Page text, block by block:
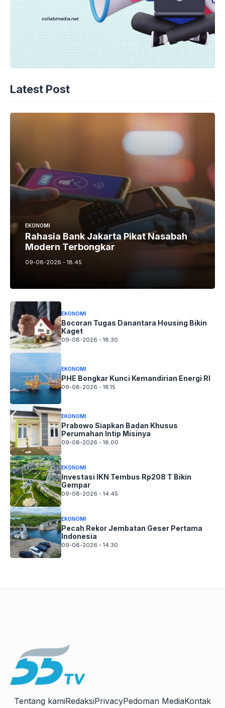
Latest Post
EKONOMI
Rahasia Bank Jakarta Pikat Nasabah
Modern Terbongkar
09-08-2026 - 18.45
EKONOMI
Bocoran Tugas Danantara Housing Bikin
Kaget
09-08-2026 - 18.30
EKONOMI
PHE Bongkar Kunci Kemandirian Energi RI
09-08-2026 - 18.15
EKONOMI
Prabowo Siapkan Badan Khusus
Perumahan Intip Misinya
09-08-2026 - 18.00
EKONOMI
Investasi IKN Tembus Rp208 T Bikin
Gempar
09-08-2026 - 14.45
EKONOMI
Pecah Rekor Jembatan Geser Pertama
Indonesia
09-08-2026 - 14.30
Tentang kamiRedaksiPrivacyPedoman MediaKontak